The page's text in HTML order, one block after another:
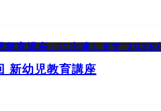
新幼児教育講座